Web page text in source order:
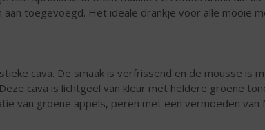
toegevoegd. Het ideale drankje voor alle mooie
cava. De smaak is verfrissend en de mousse is
cava is lichtgeel van kleur met heldere groene
van groene appels, peren met een vermoeden van